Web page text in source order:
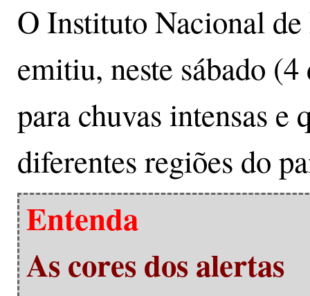
O Instituto Nacional
emitiu, neste sábado
para chuvas intensas e
diferentes regiões do
Entenda
As cores dos alertas